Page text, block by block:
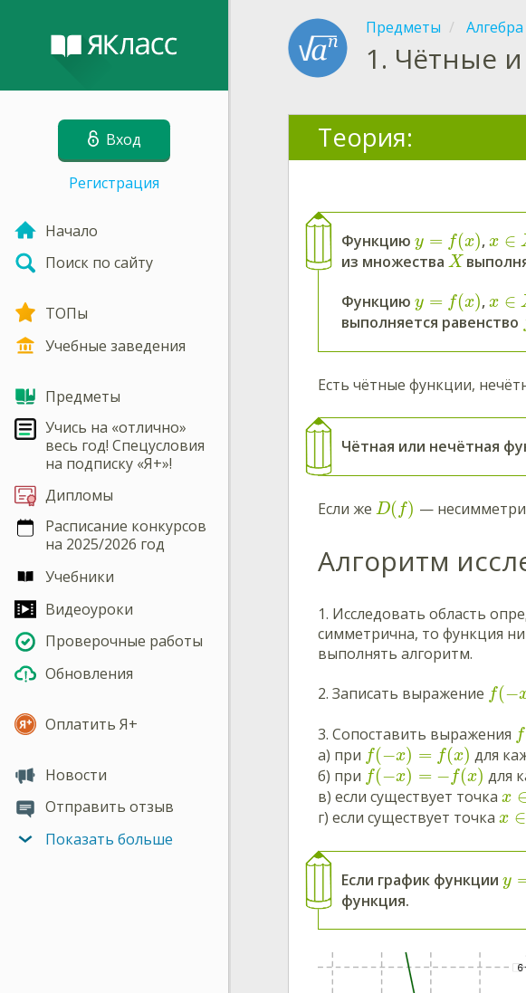
Вход
Регистрация
Начало
Поиск по сайту
ТОПы
Учебные заведения
Предметы
Учись на «отлично»
весь год! Спецусловия
на подписку «Я+»!
Дипломы
Расписание конкурсов
на 2025/2026 год
Учебники
Видеоуроки
Проверочные работы
Обновления
Оплатить Я+
Новости
Отправить отзыв
Показать больше
Предметы Алгебра
1. Чётные
Теория:
Функцию y = f(x),x ∈
из множества X
Функцию y = f(x),x ∈
выполняется равенство
Есть чётные функции,
Чётная или нечётная
Если же D( f) —
Алгоритм
1. Исследовать область
симметрична, то функция
выполнять алгоритм.
2. Записать выражение f(−
3. Сопоставить выражения f
а) при f(−x) = f(x) для
б) при f(−x) = − f(x) для
в) если существует точка x
г) если существует точка x ∈
Если график функции y
функция.